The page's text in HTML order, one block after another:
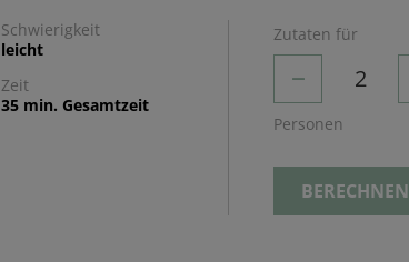
Schwierigkeit
leicht
Zeit
35 min. Gesamtzeit
Zutaten für
– 2
Personen
BERECHNEN